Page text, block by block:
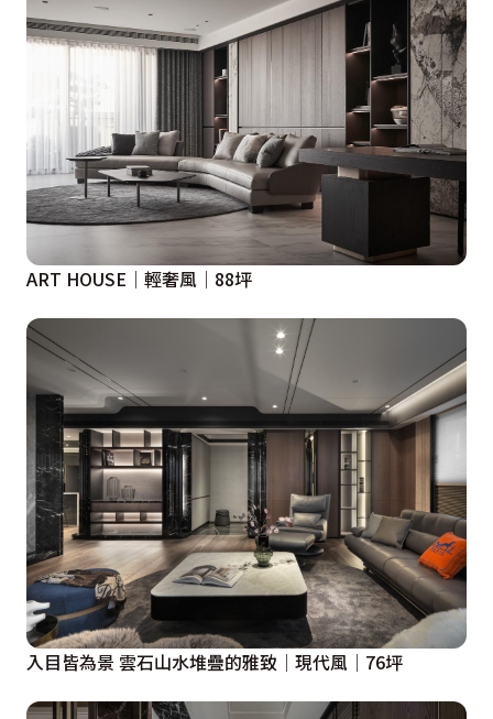
ART HOUSE│輕奢風│88坪
入目皆為景 雲石山水堆疊的雅致│現代風│76坪